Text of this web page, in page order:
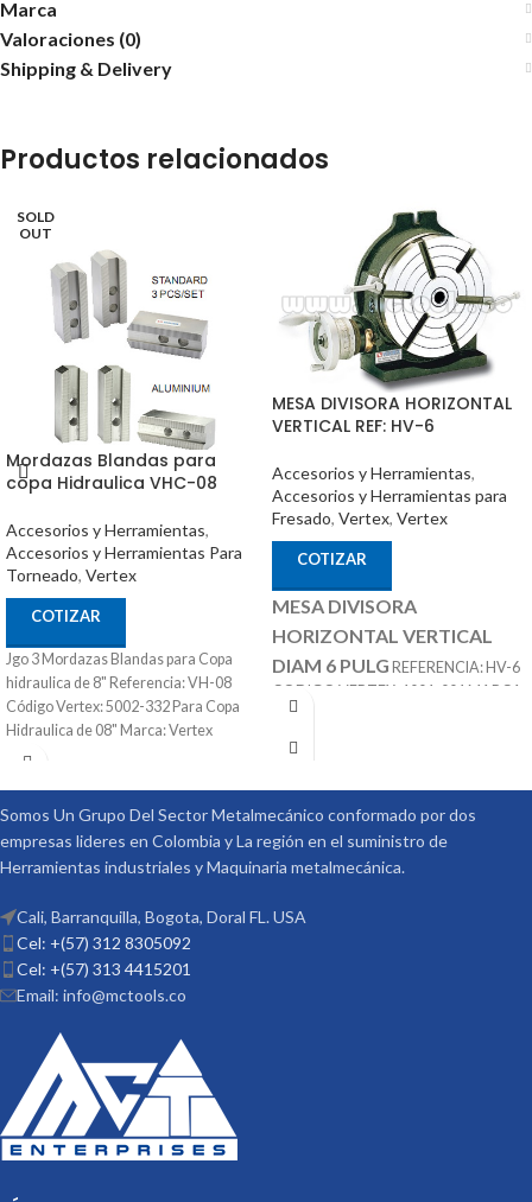
Marca
Valoraciones (0)
Shipping & Delivery
Productos relacionados
SOLD
OUT
Mordazas Blandas para
copa Hidraulica VHC-08
Accesorios y Herramientas,
Accesorios y Herramientas Para
Torneado, Vertex
COTIZAR
Jgo 3 Mordazas Blandas para Copa
hidraulica de 8" Referencia: VH-08
Código Vertex: 5002-332 Para Copa
Hidraulica de 08" Marca: Vertex
MESA DIVISORA HORIZONTAL
VERTICAL REF: HV-6
Accesorios y Herramientas,
Accesorios y Herramientas para
Fresado, Vertex, Vertex
COTIZAR
MESA DIVISORA
HORIZONTAL VERTICAL
DIAM 6 PULG REFERENCIA: HV-6
CODIGO VERTEX: 1001-001 MARCA:
OPCIONALES:
Somos Un Grupo Del Sector Metalmecánico conformado por dos
empresas lideres en Colombia y La región en el suministro de
Herramientas industriales y Maquinaria metalmecánica.
Cali, Barranquilla, Bogota, Doral FL. USA
Cel: +(57) 312 8305092
Cel: +(57) 313 4415201
Email: info@mctools.co